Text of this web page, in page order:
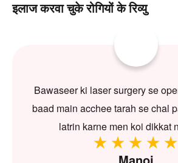
इलाज करवा चुके रोगियों के रिव्यु
Bawaseer ki laser surgery se
baad main acchee tarah se chal
latrin karne men koi dikkat
Manoj